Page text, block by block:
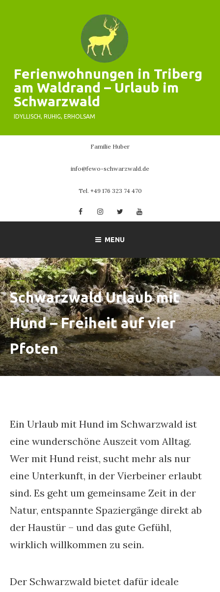
Ferienwohnungen in Triberg
am Waldrand – Urlaub im
Schwarzwald
IDYLLISCH, RUHIG, ERHOLSAM
Familie Huber
info@fewo-schwarzwald.de
Tel. +49 176 323 74 470
FacebookInstagramTwitter
MENU
Schwarzwald Urlaub mit
Hund – Freiheit auf vier
Pfoten
Ein Urlaub mit Hund im Schwarzwald ist
eine wunderschöne Auszeit vom Alltag.
Wer mit Hund reist, sucht mehr als nur
eine Unterkunft, in der Vierbeiner erlaubt
sind. Es geht um gemeinsame Zeit in der
Natur, entspannte Spaziergänge direkt ab
der Haustür – und das gute Gefühl,
wirklich willkommen zu sein.
Der Schwarzwald bietet dafür ideale